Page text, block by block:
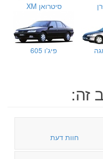
סיטרואן XM
פיג'ו 605
זה:
חוות דעת